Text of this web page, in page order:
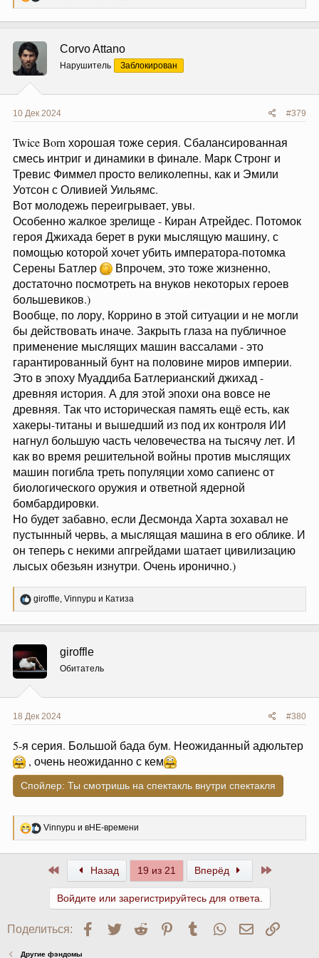
е
ц
:
Corvo Attano
Нарушитель Заблокирован
10 Дек 2024 #379
Twice Born хорошая тоже серия. Сбалансированная
смесь интриг и динамики в финале. Марк Стронг и
Тревис Фиммел просто великолепны, как и Эмили
Уотсон с Оливией Уильямс.
Вот молодежь переигрывает, увы.
Особенно жалкое зрелище - Киран Атрейдес. Потомок
героя Джихада берет в руки мыслящую машину, с
помощью которой хочет убить императора-потомка
Серены Батлер
Впрочем, это тоже жизненно,
достаточно посмотреть на внуков некоторых героев
большевиков.)
Вообще, по лору, Коррино в этой ситуации и не могли
бы действовать иначе. Закрыть глаза на публичное
применение мыслящих машин вассалами - это
гарантированный бунт на половине миров империи.
Это в эпоху Муаддиба Батлерианский джихад -
древняя история. А для этой эпохи она вовсе не
древняя. Так что историческая память ещё есть, как
хакеры-титаны и вышедший из под их контроля ИИ
нагнул большую часть человечества на тысячу лет. И
как во время решительной войны против мыслящих
машин погибла треть популяции хомо сапиенс от
биологического оружия и ответной ядерной
бомбардировки.
Но будет забавно, если Десмонда Харта зохавал не
пустынный червь, а мыслящая машина в его облике. И
он теперь с некими апгрейдами шатает цивилизацию
лысых обезьян изнутри. Очень иронично.)
Р
е
ц
и
и
:
giroffle, Vinnypu и Катиза
giroffle
Обитатель
18 Дек 2024 #380
5-я серия. Большой бада бум. Неожиданный адюльтер
, очень неожиданно с кем
Спойлер: Ты смотришь на спектакль внутри спектакля
Р
е
Vinnypu и вНЕ-времени
ПервыйНазад 19 из 21 Вперёд
Войдите или зарегистрируйтесь для ответа.
Поделиться: Facebook
Twitter Reddit PinterestTumblr WhatsApp
Другие фэндомы